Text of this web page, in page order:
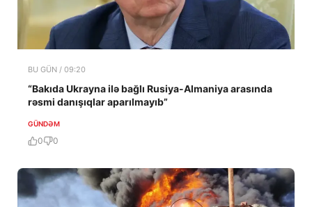
BU GÜN / 09:20
“Bakıda Ukrayna ilə bağlı Rusiya-Almaniya arasında
rəsmi danışıqlar aparılmayıb”
GÜNDƏM
0 0